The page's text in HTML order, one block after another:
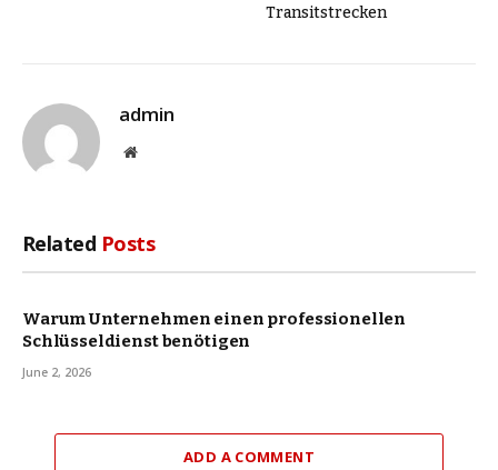
Transitstrecken
admin
Website
Related Posts
Warum Unternehmen einen professionellen
Schlüsseldienst benötigen
June 2, 2026
ADD A COMMENT